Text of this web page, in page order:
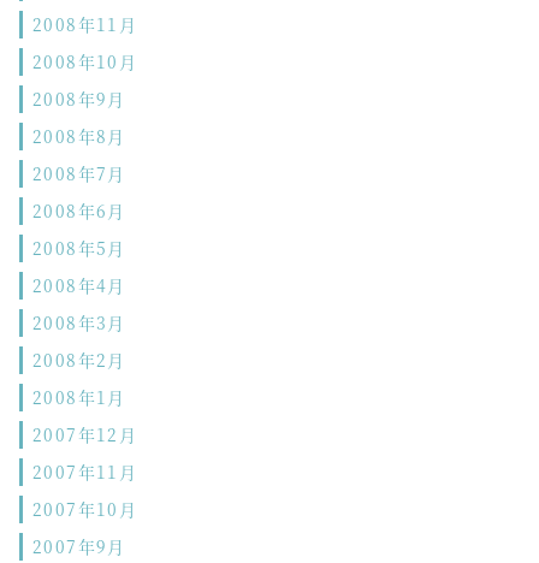
2008年11月
2008年10月
2008年9月
2008年8月
2008年7月
2008年6月
2008年5月
2008年4月
2008年3月
2008年2月
2008年1月
2007年12月
2007年11月
2007年10月
2007年9月